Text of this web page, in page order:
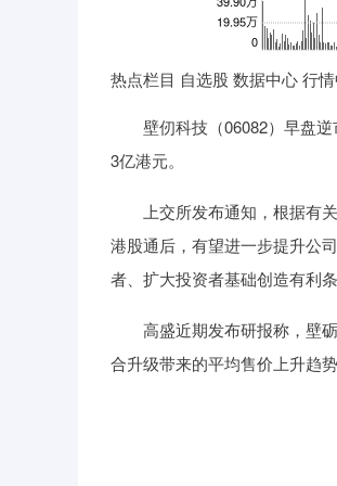
热点栏目 自选股 数据中心 行
壁仞科技（06082）早盘逆
3亿港元。
上交所发布通知，根据有关
港股通后，有望进一步提升公
者、扩大投资者基础创造有利条
高盛近期发布研报称，壁砺
合升级带来的平均售价上升趋